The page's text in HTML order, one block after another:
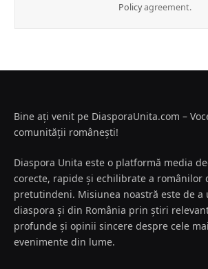
Policyagreement.
Bine ați venit pe DiasporaUnita.com –
comunității românești!
Diaspora Unita este o platformă media
corecte, rapide și echilibrate a românilor
pretutindeni. Misiunea noastră este de
diaspora și din România prin știri
profunde și opinii sincere despre cele
evenimente din lume.